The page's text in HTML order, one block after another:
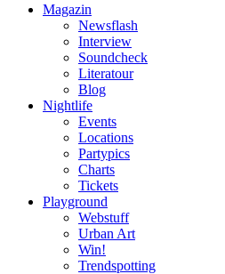
Magazin
Newsflash
Interview
Soundcheck
Literatour
Blog
Nightlife
Events
Locations
Partypics
Charts
Tickets
Playground
Webstuff
Urban Art
Win!
Trendspotting